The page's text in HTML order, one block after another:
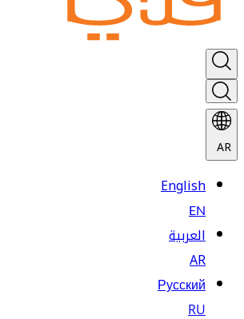
AR
English
EN
العربية
AR
Русский
RU